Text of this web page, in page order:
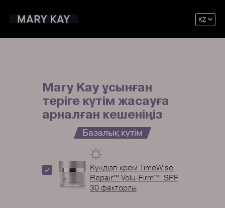
KZ
Mary Kay ұсынған
теріге күтім жасауға
арналған кешеніңіз
Базалық күтім
Күндізгі крем TimeWise
Repair™ Volu-Firm™. SPF
30 факторлы